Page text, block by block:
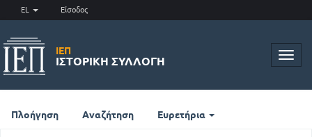
EL Είσοδος
ΙΕΠ
ΙΣΤΟΡΙΚΉ ΣΥΛΛΟΓΉ
Πλοήγηση Αναζήτηση Ευρετήρια